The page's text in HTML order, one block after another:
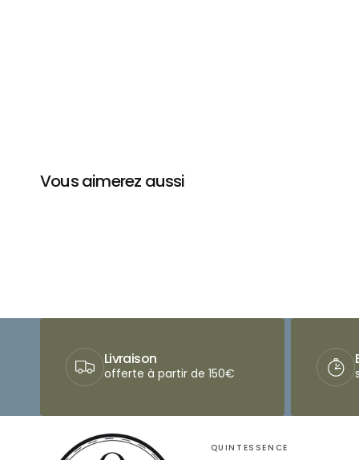
Vous aimerez aussi
Livraison
offerte à partir de 150€
QUINTESSENCE